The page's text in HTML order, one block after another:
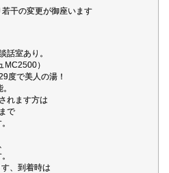
干の変更が御座います
話室あり。
）
度で美人の湯！
れます方は
で
、到着時は